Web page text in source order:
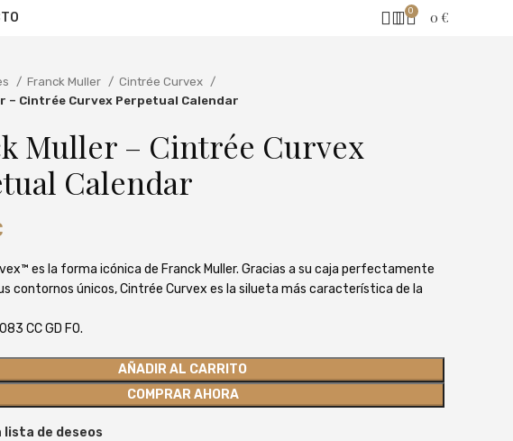
0 0 €
Franck Muller
Cintrée Curvex
– Cintrée Curvex Perpetual Calendar
Muller – Cintrée Curvex
Calendar
es la forma icónica de Franck Muller. Gracias a su caja perfectamente
contornos únicos, Cintrée Curvex es la silueta más característica de la
CC GD FO.
AÑADIR AL CARRITO
COMPRAR AHORA
lista de deseos